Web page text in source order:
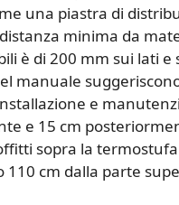
una piastra di
minima da
è di 200 mm sui lati e
manuale
e
e 15 cm
sopra la
110 cm dalla parte